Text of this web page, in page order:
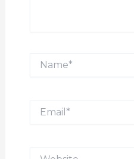
Name*
Email*
Website